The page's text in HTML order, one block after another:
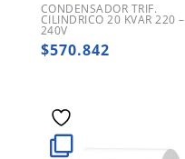
CONDENSADOR TRIF.
CILINDRICO 20 KVAR 220 –
240V
$570.842